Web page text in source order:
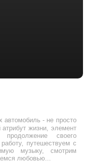
- не просто
жизни, элемент
продолжение своего
путешествуем с
музыку, смотрим
любовью...